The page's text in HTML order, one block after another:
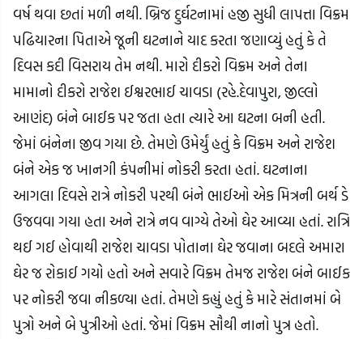
વર્ષ થવા છતાં મળી નથી. બ્રિજ દુર્ઘટનામાં હજી સુધી લાપત્તા વિક્રમ
પઢિયારના પિતાએ જૂની ઘટનાને યાદ કરતા જણાવ્યું હતું કે તે
દિવસ કદી વિસરાય તેમ નથી. મારો દીકરો વિક્રમ અને તેના
મામાનો દીકરો રાજેશ ઈશ્વરભાઈ ચાવડા (રહે.દેવાપુરા, જીલ્લો
આણંદ) બંને બાઈક પર જતા હતા ત્યારે આ ઘટના બની હતી.
જેમાં બંનેના જીવ ગયા છે. તેમણે ઉમેર્યું હતું કે વિક્રમ અને રાજેશ
બંને એક જ ખાનગી કંપનીમાં નોકરી કરતા હતાં. ઘટનાના
આગલા દિવસે રાત્રે નોકરી પરથી બંને ભાઈઓ એક મિત્રની બર્થ ડે
ઉજવવા ગયા હતા અને રાત્રે નવ વાગ્યે તેઓ ઘેર આવ્યા હતાં. રાત્રિ
થઈ ગઈ હોવાથી રાજેશ ચાવડા પોતાના ઘેર જવાના બદલે અમારા
ઘેર જ રોકાઈ ગયો હતો અને સવારે વિક્રમ તેમજ રાજેશ બંને બાઈક
પર નોકરી જવા નીકળ્યા હતાં. તેમણે કહ્યું હતું કે મારે સંતાનમાં બે
પુત્રો અને બે પુત્રીઓ હતાં. જેમાં વિક્રમ સૌથી નાનો પુત્ર હતો.